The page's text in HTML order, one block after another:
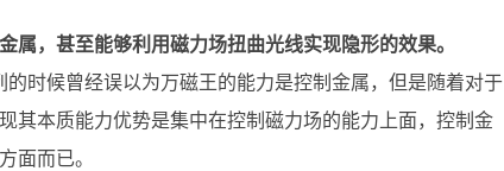
属，甚至能够利用磁力场扭曲光线实现隐形的效果。
的时候曾经误以为万磁王的能力是控制金属，但是随着对于
其本质能力优势是集中在控制磁力场的能力上面，控制金
面而已。